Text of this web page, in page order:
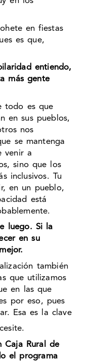
en fiestas
es que,
entiendo,
más gente
todo es que
en sus pueblos,
nos
se mantenga
venir a
sino que los
inclusivos. Tu
en un pueblo,
está
luego. Si la
en su
también
que utilizamos
en las que
por eso, pues
Esa es la clave
Caja Rural de
el programa